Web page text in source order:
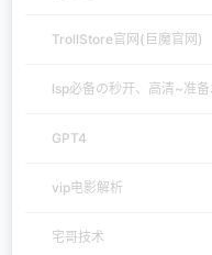
TrollStore官网(巨魔官网)
lsp必备の秒开、高清~准备
GPT4
vip电影解析
宅哥技术